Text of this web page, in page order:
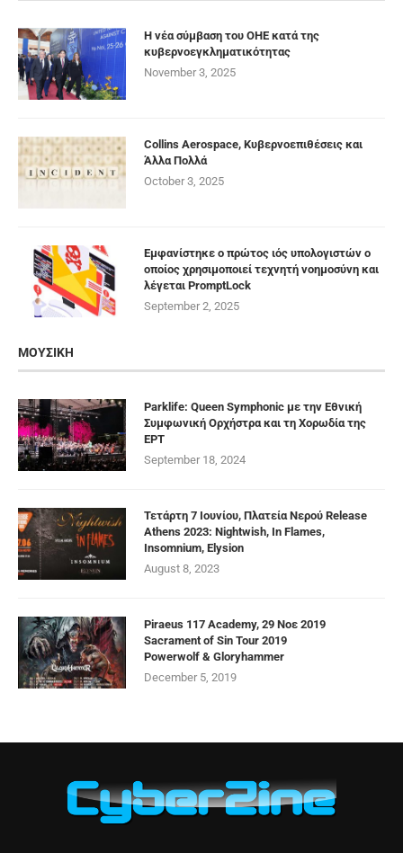
Η νέα σύμβαση του ΟΗΕ κατά της
κυβερνοεγκληματικότητας
November 3, 2025
Collins Aerospace, Κυβερνοεπιθέσεις και
Άλλα Πολλά
October 3, 2025
Εμφανίστηκε ο πρώτος ιός υπολογιστών ο
οποίος χρησιμοποιεί τεχνητή νοημοσύνη και
λέγεται PromptLock
September 2, 2025
ΜΟΥΣΙΚΗ
Parklife: Queen Symphonic με την Εθνική
Συμφωνική Ορχήστρα και τη Χορωδία της
ΕΡΤ
September 18, 2024
Τετάρτη 7 Ιουνίου, Πλατεία Νερού Release
Athens 2023: Nightwish, In Flames,
Insomnium, Elysion
August 8, 2023
Piraeus 117 Academy, 29 Νοε 2019
Sacrament of Sin Tour 2019
Powerwolf & Gloryhammer
December 5, 2019